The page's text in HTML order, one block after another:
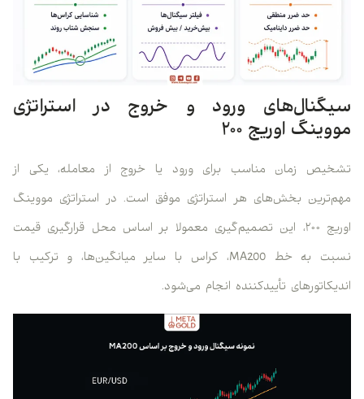
سیگنال‌های ورود و خروج در استراتژی
مووینگ اوریج ۲۰۰
تشخیص زمان مناسب برای ورود یا خروج از معامله، یکی از
مهم‌ترین بخش‌های هر استراتژی موفق است. در استراتژی مووینگ
اوریج ۲۰۰، این تصمیم‌گیری معمولا بر اساس محل قرارگیری قیمت
نسبت به خط MA200، کراس با سایر میانگین‌ها، و ترکیب با
اندیکاتورهای تأییدکننده انجام می‌شود.